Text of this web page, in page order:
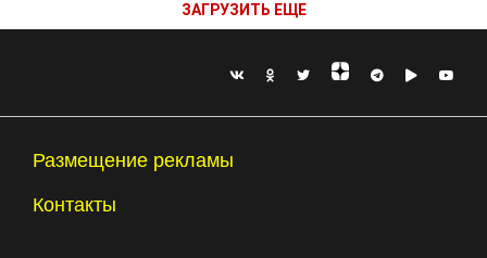
ЗАГРУЗИТЬ ЕЩЕ
Размещение рекламы
Контакты